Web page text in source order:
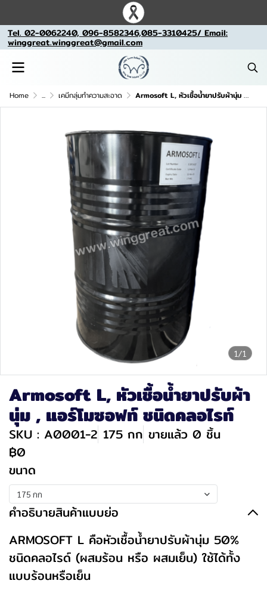
Tel. 02-0062240, 096-8582346,085-3310425/ Email:
winggreat.winggreat@gmail.com
Home ... เคมีกลุ่มทำความสะอาด Armosoft L, หัวเชื้อน้ำยาปรับผ้านุ่ม , แอร์โมซอฟท์ ชนิดคลอไรท์
1/1
Armosoft L, หัวเชื้อน้ำยาปรับผ้า
นุ่ม , แอร์โมซอฟท์ ชนิดคลอไรท์
SKU : A0001-2 175 กก ขายแล้ว 0 ชิ้น
฿0
ขนาด
175 กก
คำอธิบายสินค้าแบบย่อ
ARMOSOFT L คือหัวเชื้อน้ำยาปรับผ้านุ่ม 50%
ชนิดคลอไรด์ (ผสมร้อน หรือ ผสมเย็น) ใช้ได้ทั้ง
แบบร้อนหรือเย็น